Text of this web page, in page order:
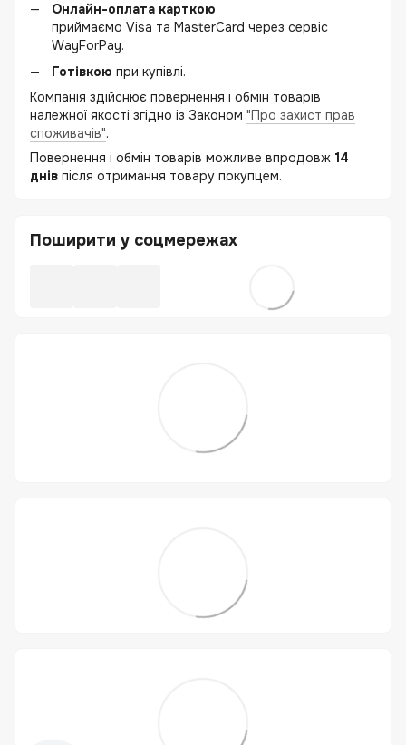
Онлайн-оплата карткою
приймаємо Visa та MasterCard через сервіс
WayForPay.
Готівкою при купівлі.
Компанія здійснює повернення і обмін товарів
належної якості згідно із Законом "Про захист прав
споживачів".
Повернення і обмін товарів можливе впродовж 14
днів після отримання товару покупцем.
Поширити у соцмережах